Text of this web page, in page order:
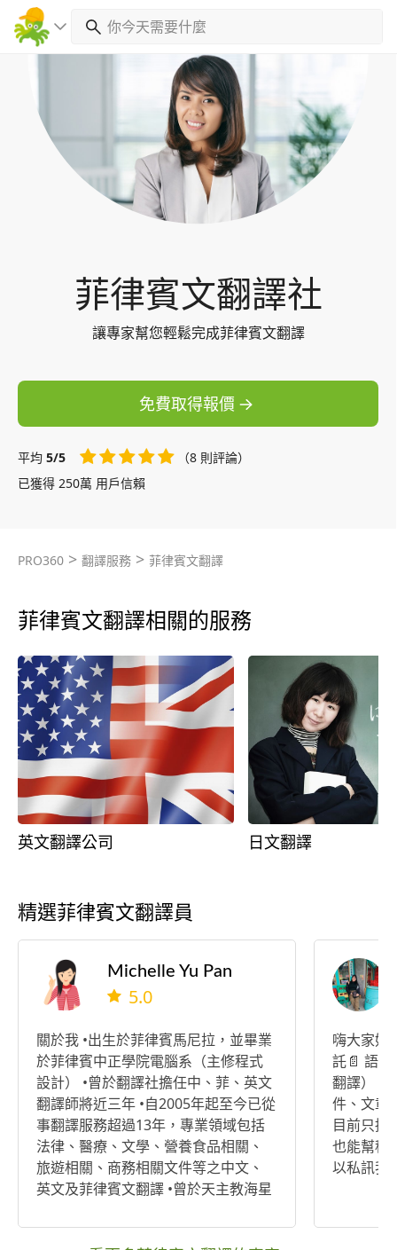
菲律賓文翻譯社
讓專家幫您輕鬆完成菲律賓文翻譯
免費取得報價
平均 5/5
（8 則評論）
已獲得 250萬 用戶信賴
PRO360 > 翻譯服務 > 菲律賓文翻譯
菲律賓文翻譯相關的服務
英文翻譯公司 日文翻譯
精選菲律賓文翻譯員
Michelle Yu Pan
5.0
關於我 •出生於菲律賓馬尼拉，並畢業
於菲律賓中正學院電腦系（主修程式
設計） •曾於翻譯社擔任中、菲、英文
翻譯師將近三年 •自2005年起至今已從
事翻譯服務超過13年，專業領域包括
法律、醫療、文學、營養食品相關、
旅遊相關、商務相關文件等之中文、
英文及菲律賓文翻譯 •曾於天主教海星
要協助移工在台工作所遇到之困難；
嗨大家好～ 目前有在接 文件翻
託📄 語言：中文／英文/菲律賓（文件
翻譯） 類型：一般文件、簡單商業文
件、文章等 📌 文件翻譯可接
目前只接
也能幫移工上課 如果